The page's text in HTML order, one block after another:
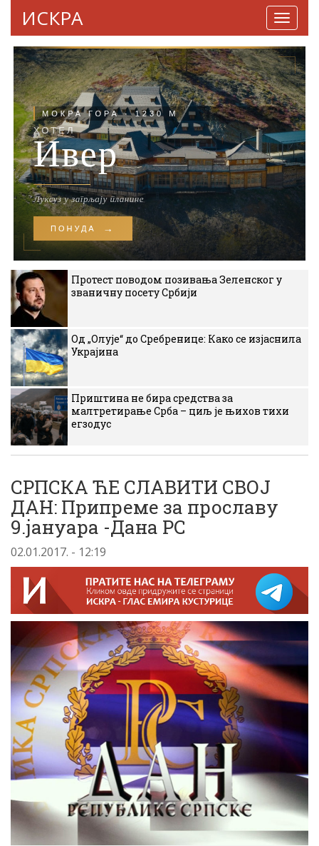
ИСКРА
Протест поводом позивања Зеленског у
званичну посету Србији
Од „Олује“ до Сребренице: Како се изјаснила
Украјина
Приштина не бира средства за
малтретирање Срба – циљ је њихов тихи
егзодус
СРПСКА ЋЕ СЛАВИТИ СВОЈ
ДАН: Припреме за прославу
9.јануара -Дана РС
02.01.2017. - 12:19